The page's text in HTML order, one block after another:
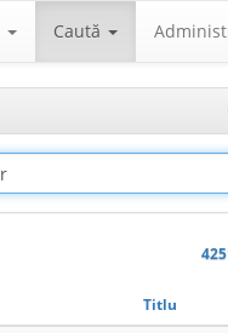
Caută
Titlu